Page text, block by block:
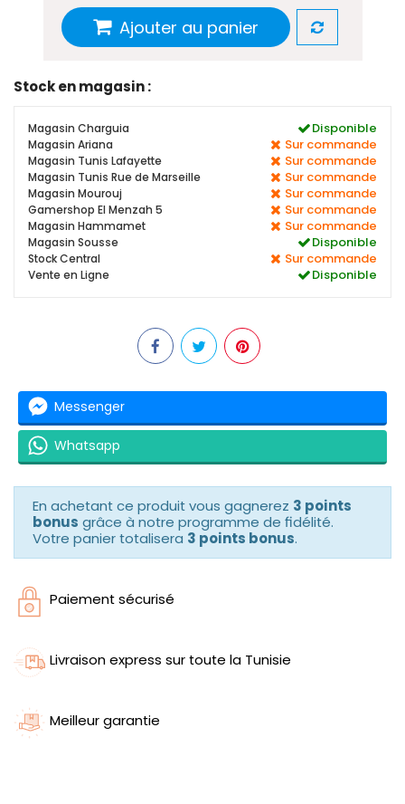
Ajouter au panier
Stock en magasin :
Magasin Charguia Disponible
Magasin Ariana Sur commande
Magasin Tunis Lafayette Sur commande
Magasin Tunis Rue de Marseille Sur commande
Magasin Mourouj Sur commande
Gamershop El Menzah 5 Sur commande
Magasin Hammamet Sur commande
Magasin Sousse Disponible
Stock Central Sur commande
Vente en Ligne Disponible
Messenger
Whatsapp
En achetant ce produit vous gagnerez 3 points
bonus grâce à notre programme de fidélité.
Votre panier totalisera 3 points bonus.
Paiement sécurisé
Livraison express sur toute la Tunisie
Meilleur garantie